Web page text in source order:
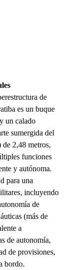
de
es un buque
un calado
sumergida del
de 2,48 metros,
funciones
y autónoma.
para una
incluyendo
de
(más de
a
de autonomía,
de provisiones,
bordo.